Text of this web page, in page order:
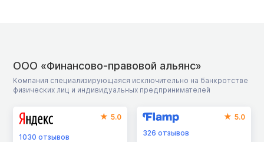
ООО «Финансово-правовой альянс»
Компания специализирующаяся исключительно на банкротстве
физических лиц и индивидуальных предпринимателей
5.0
1030 отзывов
5.0
326отзывов